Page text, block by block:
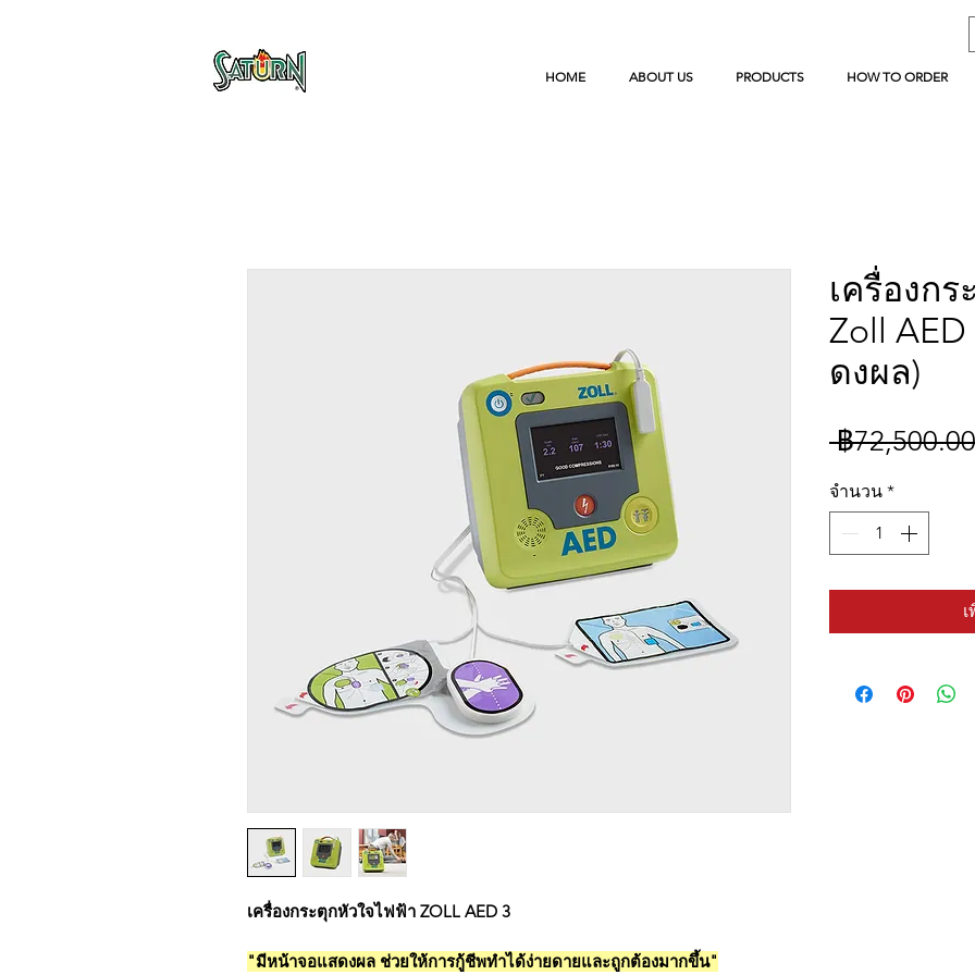
HOME ABOUT US PRODUCTS HOW TO ORDER
เครื่องกระตุกหัวใจไฟฟ้า ZOLL AED 3
"มีหน้าจอแสดงผล ช่วยให้การกู้ชีพทำได้ง่ายดายและถูกต้องมากขึ้น"
เครื่องก
Zoll
ดงผล)
฿
จำนวน *